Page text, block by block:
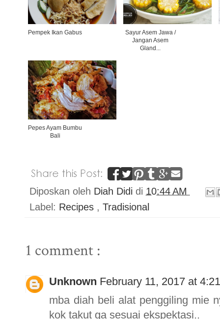
Pempek Ikan Gabus
Sayur Asem Jawa /
Jangan Asem
Gland...
Pepes Ayam Bumbu
Bali
Diposkan oleh Diah Didi di 10:44 AM
Label: Recipes , Tradisional
1 comment :
Unknown February 11, 2017 at
mba diah beli alat penggiling mie
kok takut ga sesuai ekspektasi..